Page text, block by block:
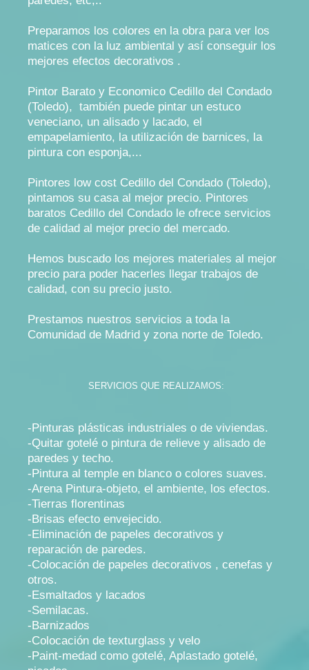
Preparamos los colores en la obra para ver los
matices con la luz ambiental y así conseguir los
mejores efectos decorativos .
Pintor Barato y Economico Cedillo del Condado
(Toledo), también puede pintar un estuco
veneciano, un alisado y lacado, el
empapelamiento, la utilización de barnices, la
pintura con esponja,...
Pintores low cost Cedillo del Condado (Toledo),
pintamos su casa al mejor precio. Pintores
baratos Cedillo del Condado le ofrece servicios
de calidad al mejor precio del mercado.
Hemos buscado los mejores materiales al mejor
precio para poder hacerles llegar trabajos de
calidad, con su precio justo.
Prestamos nuestros servicios a toda la
Comunidad de Madrid y zona norte de Toledo.
SERVICIOS QUE REALIZAMOS:
-Pinturas plásticas industriales o de viviendas.
-Quitar gotelé o pintura de relieve y alisado de
paredes y techo.
-Pintura al temple en blanco o colores suaves.
-Arena Pintura-objeto, el ambiente, los efectos.
-Tierras florentinas
-Brisas efecto envejecido.
-Eliminación de papeles decorativos y
reparación de paredes.
-Colocación de papeles decorativos , cenefas y
otros.
-Esmaltados y lacados
-Semilacas.
-Barnizados
-Colocación de texturglass y velo
-Paint-medad como gotelé, Aplastado gotelé,